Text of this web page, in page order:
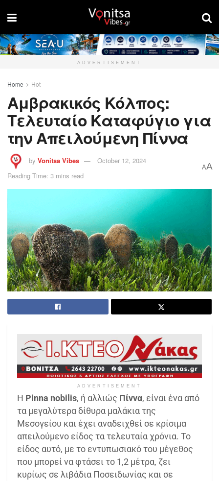
ADVERTISEMENT
Home Hot
Αμβρακικός Κόλπος:
Τελευταίο Καταφύγιο για
την Απειλούμενη Πίννα
by Vonitsa Vibes
October 12, 2024
Reading Time: 3 mins read
AA
ADVERTISEMENT
Η Pinna nobilis, ή αλλιώς Πίννα, είναι ένα από
τα μεγαλύτερα δίθυρα μαλάκια της
Μεσογείου και έχει αναδειχθεί σε κρίσιμα
απειλούμενο είδος τα τελευταία χρόνια. Το
είδος αυτό, με το εντυπωσιακό του μέγεθος
που μπορεί να φτάσει το 1,2 μέτρα, ζει
κυρίως σε λιβάδια Ποσειδωνίας και σε